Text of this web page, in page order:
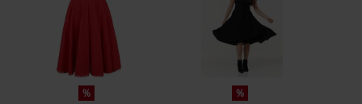
%
%